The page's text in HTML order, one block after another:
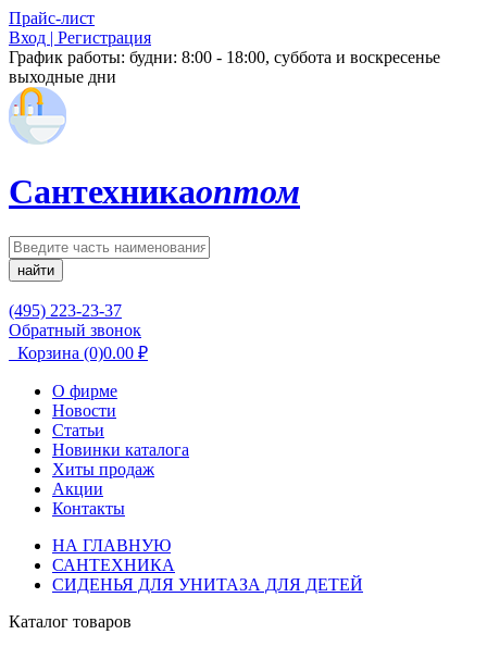
Прайс-лист
Вход | Регистрация
График работы: будни: 8:00 - 18:00, суббота и воскресенье
выходные дни
Сантехникаоптом
найти
(495) 223-23-37
Обратный звонок
Корзина (0)0.00 ₽
О фирме
Новости
Статьи
Новинки каталога
Хиты продаж
Акции
Контакты
НА ГЛАВНУЮ
САНТЕХНИКА
СИДЕНЬЯ ДЛЯ УНИТАЗА ДЛЯ ДЕТЕЙ
Каталог товаров